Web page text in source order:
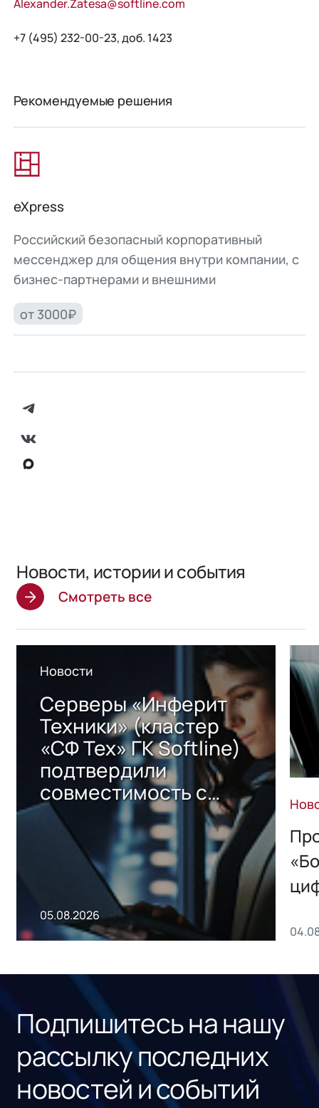
Alexander.Zatesa@softline.com
+7 (495) 232-00-23, доб. 1423
Рекомендуемые решения
eXpress
Российский безопасный корпоративный
мессенджер для общения внутри компании, с
бизнес-партнерами и внешними
пользователями.
от 3000₽
Новости, истории и события
Смотреть все
Новости
Серверы «Инферит
Техники» (кластер
«СФ Тех» ГК Softline)
подтвердили
совместимость с
решением Sharx
Storage 2.x для
хранения данных
05.08.2026
Подпишитесь на нашу
рассылку последних
новостей и событий